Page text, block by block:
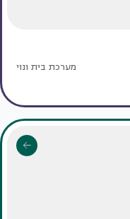
מערכת בית ונוי